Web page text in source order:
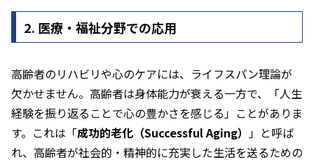
2. 医療・福祉分野での応用
高齢者のリハビリや心のケアには、ライフスパン理論が
欠かせません。高齢者は身体能力が衰える一方で、「人生
経験を振り返ることで心の豊かさを感じる」ことがありま
す。これは「成功的老化（Successful Aging）
」と呼ば
れ、高齢者が社会的・精神的に充実した生活を送るための